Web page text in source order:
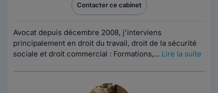
Contacter ce cabinet
Avocat depuis décembre 2008, j'interviens
principalement en droit du travail, droit de la sécurité
sociale et droit commercial : Formations,... Lire la suite